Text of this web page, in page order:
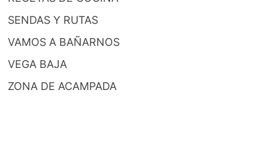
SENDAS Y RUTAS
VAMOS A BAÑARNOS
VEGA BAJA
ZONA DE ACAMPADA